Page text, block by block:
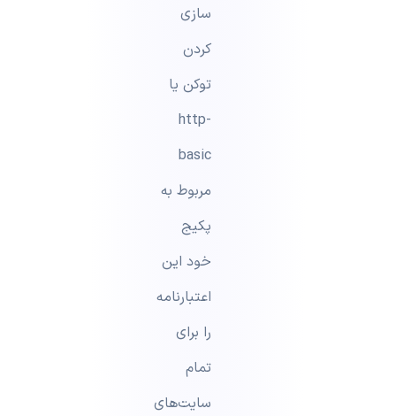
سازی
کردن
توکن یا
http-
basic
مربوط به
پکیج
خود این
اعتبارنامه
را برای
تمام
سایت‌های